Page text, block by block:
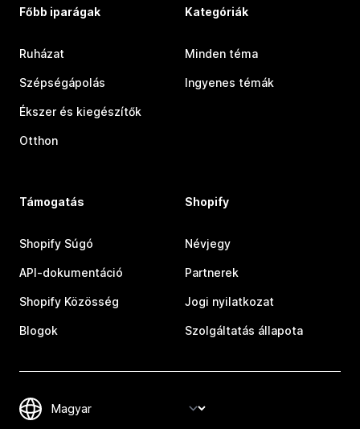
Főbb iparágak
Ruházat
Szépségápolás
Ékszer és kiegészítők
Otthon
Kategóriák
Minden téma
Ingyenes témák
Támogatás
Shopify Súgó
API-dokumentáció
Shopify Közösség
Blogok
Shopify
Névjegy
Partnerek
Jogi nyilatkozat
Szolgáltatás állapota